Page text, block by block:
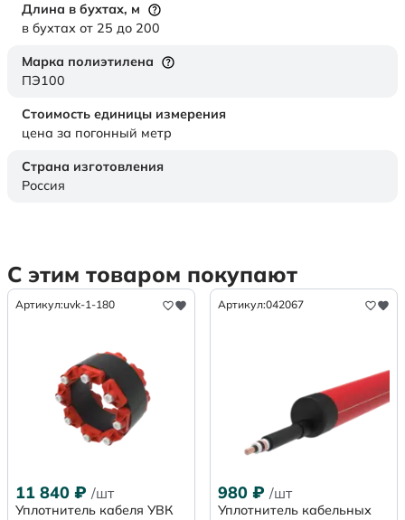
Длина в бухтах, м
в бухтах от 25 до 200
Марка полиэтилена
ПЭ100
Стоимость единицы измерения
цена за погонный метр
Страна изготовления
Россия
С этим товаром покупают
Артикул:uvk-1-180
11 840 ₽ /шт
Уплотнитель кабеля УВК
Артикул:042067
980 ₽ /шт
Уплотнитель кабельных